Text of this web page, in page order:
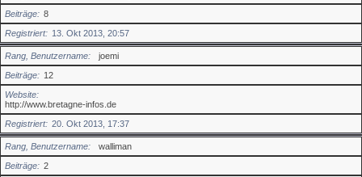
Beiträge
8
Registriert
13. Okt 2013, 20:57
Rang, Benutzername
joemi
Beiträge
12
Website
http://www.bretagne-infos.de
Registriert
20. Okt 2013, 17:37
Rang, Benutzername
walliman
Beiträge
2